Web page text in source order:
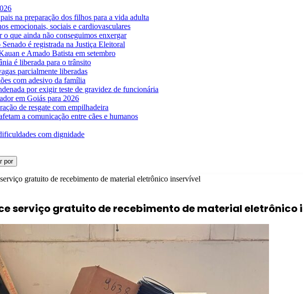
na preparação dos filhos para a vida adulta
emocionais, sociais e cardiovasculares
o que ainda não conseguimos enxergar
é registrada na Justiça Eleitoral
e Amado Batista em setembro
é liberada para o trânsito
parcialmente liberadas
com adesivo da família
por exigir teste de gravidez de funcionária
em Goiás para 2026
de resgate com empilhadeira
a comunicação entre cães e humanos
com dignidade
por
gratuito de recebimento de material eletrônico inservível
serviço gratuito de recebimento de material eletrônico